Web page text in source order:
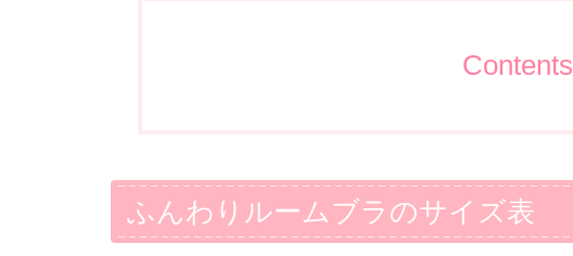
Contents
ふんわりルームブラのサイズ表